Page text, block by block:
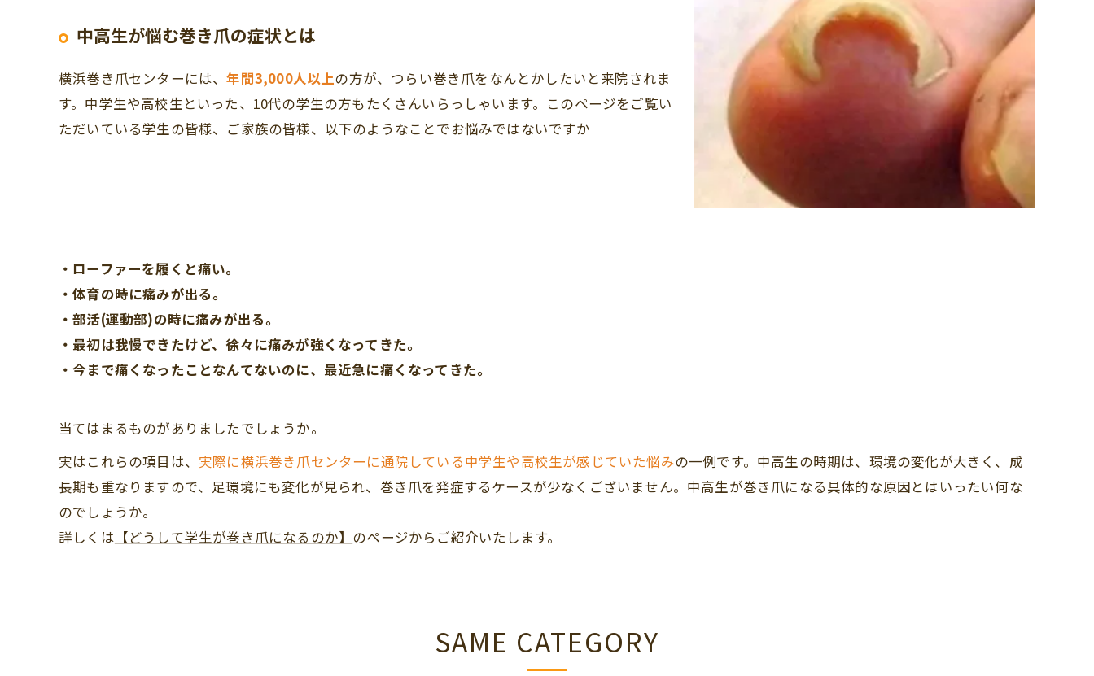
中高生が悩む巻き爪の症状とは
横浜巻き爪センターには、年間3,000人以上の方が、つらい巻き爪をなんとかしたいと来院されま
す。中学生や高校生といった、10代の学生の方もたくさんいらっしゃいます。このページをご覧い
ただいている学生の皆様、ご家族の皆様、以下のようなことでお悩みではないですか
・ローファーを履くと痛い。
・体育の時に痛みが出る。
・部活(運動部)の時に痛みが出る。
・最初は我慢できたけど、徐々に痛みが強くなってきた。
・今まで痛くなったことなんてないのに、最近急に痛くなってきた。
当てはまるものがありましたでしょうか。
実はこれらの項目は、 実際に横浜巻き爪センターに通院している中学生や高校生が感じていた悩みの一例です。中高生の時期は、環境の変化が大きく、成
長期も重なりますので、足環境にも変化が見られ、巻き爪を発症するケースが少なくございません。中高生が巻き爪になる具体的な原因とはいったい何な
のでしょうか。
詳しくは 【どうして学生が巻き爪になるのか】 のページからご紹介いたします。
SAME CATEGORY